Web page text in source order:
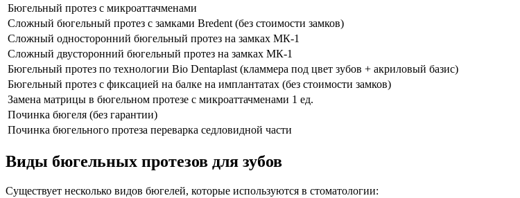
Бюгельный протез с микроаттачменами
Сложный бюгельный протез с замками Bredent (без стоимости замков)
Сложный односторонний бюгельный протез на замках МК-1
Сложный двусторонний бюгельный протез на замках МК-1
Бюгельный протез по технологии Bio Dentaplast (кламмера под цвет зубов + акриловый базис)
Бюгельный протез с фиксацией на балке на имплантатах (без стоимости замков)
Замена матрицы в бюгельном протезе с микроаттачменами 1 ед.
Починка бюгеля (без гарантии)
Починка бюгельного протеза переварка седловидной части
Виды бюгельных протезов для зубов
Существует несколько видов бюгелей, которые используются в стоматологии: